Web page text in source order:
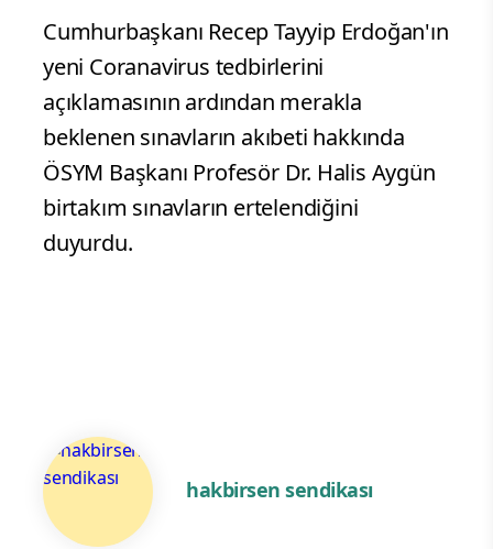
Cumhurbaşkanı Recep Tayyip Erdoğan'ın
yeni Coranavirus tedbirlerini
açıklamasının ardından merakla
beklenen sınavların akıbeti hakkında
ÖSYM Başkanı Profesör Dr. Halis Aygün
birtakım sınavların ertelendiğini
duyurdu.
hakbirsen sendikası